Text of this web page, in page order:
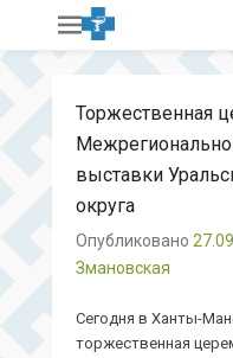
Торжественная
выставки
округа
Опубликовано
Змановская
Сегодня в Ханты-
торжественная